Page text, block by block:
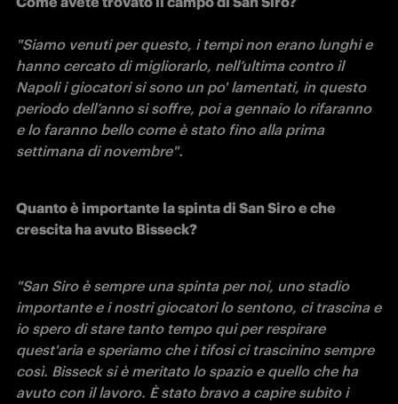
"Siamo venuti per questo, i tempi non erano lunghi e
hanno cercato di migliorarlo, nell’ultima contro il
Napoli i giocatori si sono un po' lamentati, in questo
periodo dell’anno si soffre, poi a gennaio lo rifaranno
e lo faranno bello come è stato fino alla prima
settimana di novembre".
Quanto è importante la spinta di San Siro e che
crescita ha avuto Bisseck?
"San Siro è sempre una spinta per noi, uno stadio
importante e i nostri giocatori lo sentono, ci trascina e
io spero di stare tanto tempo qui per respirare
quest'aria e speriamo che i tifosi ci trascinino sempre
così. Bisseck si è meritato lo spazio e quello che ha
avuto con il lavoro. È stato bravo a capire subito i